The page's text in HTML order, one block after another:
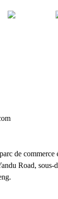
de commerce
Road,